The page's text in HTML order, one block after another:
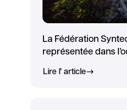
La Fédération
représentée dans
Lire l' article